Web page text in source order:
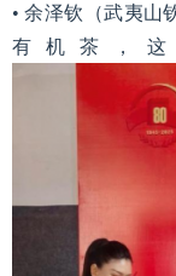
• 余泽钦（武夷山
有机茶，